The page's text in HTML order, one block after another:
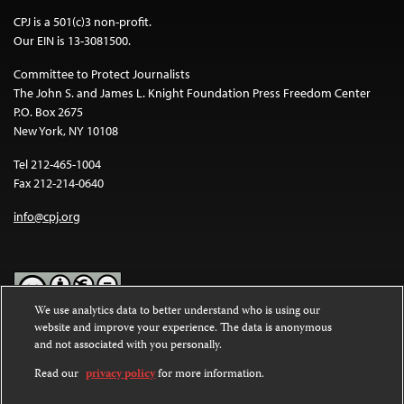
CPJ is a 501(c)3 non-profit.
Our EIN is 13-3081500.
Committee to Protect Journalists
The John S. and James L. Knight Foundation Press Freedom Center
P.O. Box 2675
New York, NY 10108
Tel 212-465-1004
Fax 212-214-0640
info@cpj.org
Except where noted, text on this website is licensed under a
Commons Attribution-NonCommercial-NoDerivatives 4.0
International License.
We use analytics data to better understand who is using our
website and improve your experience. The data is anonymous
and not associated with you personally.
Read our privacy policyfor more information.